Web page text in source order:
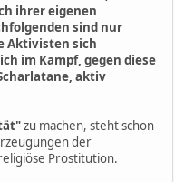
ihrer eigenen
sind nur
Aktivisten sich
im Kampf, gegen diese
aktiv
zu machen, steht schon
der
Prostitution.